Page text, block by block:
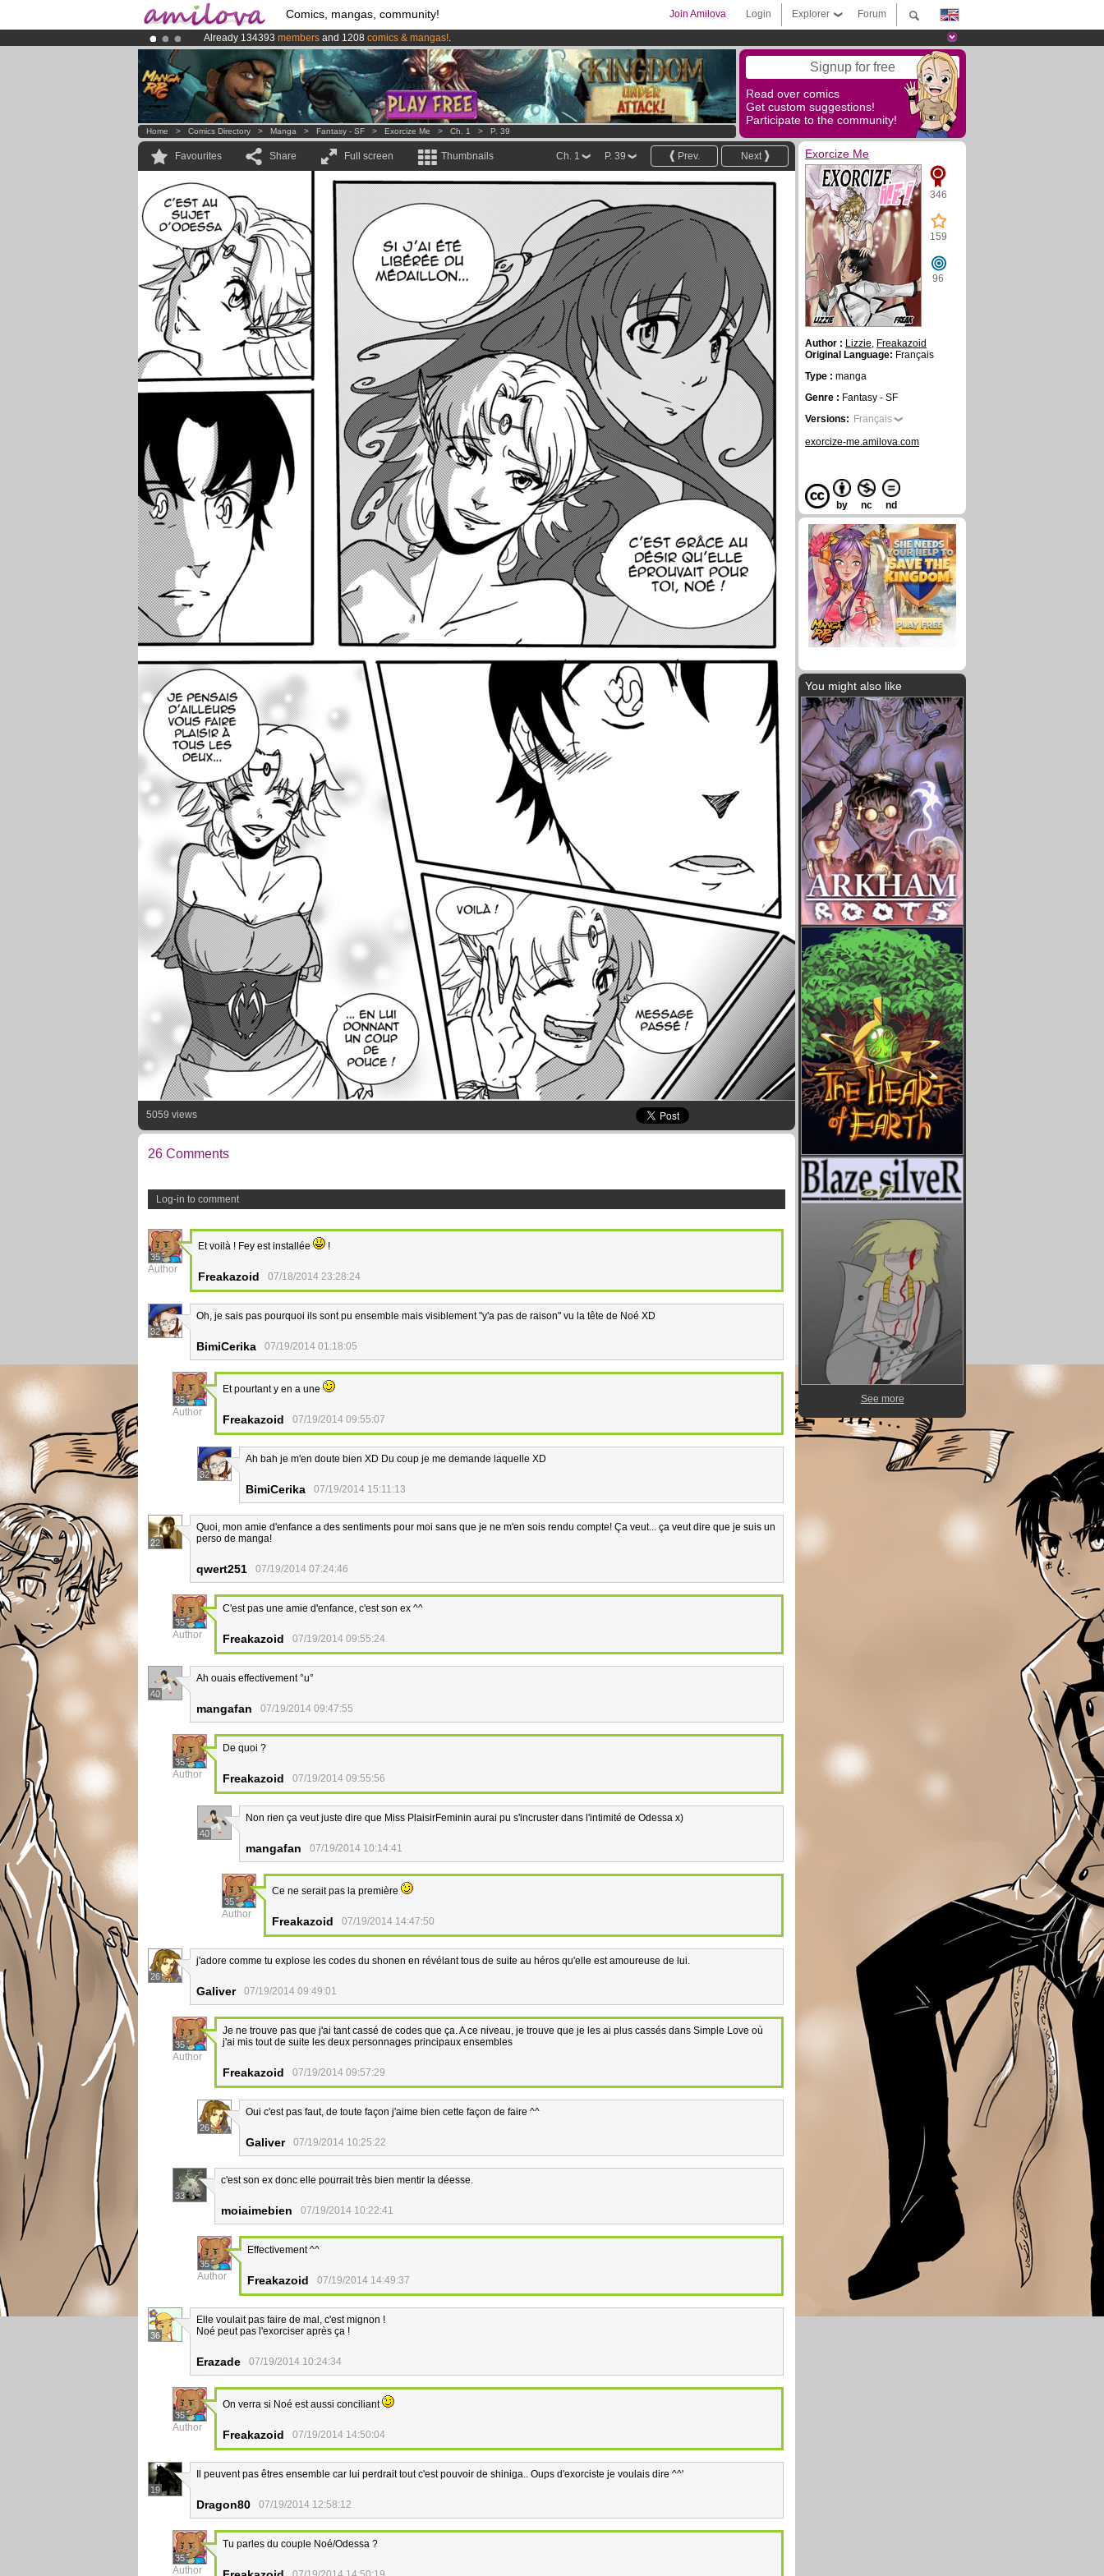
Comics, mangas, community! Forum
Explorer
Login
Join Amilova
Already 134393 members and 1208 comics & mangas!.
AmilovaKickstarter is now LIVE!.
Premium membership from3.95 euros per month !Get membership now Signup for free
Read over comics
Get custom suggestions!
Participate to the community!
Home > Comics Directory > Manga > Fantasy - SF > Exorcize Me > Ch. 1 > P. 39
Favourites Share Full screen Thumbnails Next
Prev.
P. 39
Ch. 1
5059 views
26 Comments
Log-in to comment
35
Author
Et voilà ! Fey est installée !
Freakazoid 07/18/2014 23:28:24
32
Oh, je sais pas pourquoi ils sont pu ensemble mais visiblement "y'a pas de raison" vu la tête de Noé XD
BimiCerika 07/19/2014 01:18:05
35
Author
Et pourtant y en a une
Freakazoid 07/19/2014 09:55:07
32
Ah bah je m'en doute bien XD Du coup je me demande laquelle XD
BimiCerika 07/19/2014 15:11:13
22
Quoi, mon amie d'enfance a des sentiments pour moi sans que je ne m'en sois rendu compte! Ça veut... ça veut dire que je suis un
perso de manga!
qwert251 07/19/2014 07:24:46
35
Author
C'est pas une amie d'enfance, c'est son ex ^^
Freakazoid 07/19/2014 09:55:24
40
Ah ouais effectivement °u°
mangafan 07/19/2014 09:47:55
35
Author
De quoi ?
Freakazoid 07/19/2014 09:55:56
40
Non rien ça veut juste dire que Miss PlaisirFeminin aurai pu s'incruster dans l'intimité de Odessa x)
mangafan 07/19/2014 10:14:41
35
Author
Ce ne serait pas la première
Freakazoid 07/19/2014 14:47:50
26
j'adore comme tu explose les codes du shonen en révélant tous de suite au héros qu'elle est amoureuse de lui.
Galiver 07/19/2014 09:49:01
35
Author
Je ne trouve pas que j'ai tant cassé de codes que ça. A ce niveau, je trouve que je les ai plus cassés dans Simple Love où
j'ai mis tout de suite les deux personnages principaux ensembles
Freakazoid 07/19/2014 09:57:29
26
Oui c'est pas faut, de toute façon j'aime bien cette façon de faire ^^
Galiver 07/19/2014 10:25:22
33
c'est son ex donc elle pourrait très bien mentir la déesse.
moiaimebien 07/19/2014 10:22:41
35
Author
Effectivement ^^
Freakazoid 07/19/2014 14:49:37
36
Elle voulait pas faire de mal, c'est mignon !
Noé peut pas l'exorciser après ça !
Erazade 07/19/2014 10:24:34
35
Author
On verra si Noé est aussi conciliant
Freakazoid 07/19/2014 14:50:04
19
Il peuvent pas êtres ensemble car lui perdrait tout c'est pouvoir de shiniga.. Oups d'exorciste je voulais dire ^^'
Dragon80 07/19/2014 12:58:12
35
Author
Tu parles du couple Noé/Odessa ?
Exorcize Me
346
159
96
Author : Lizzie, Freakazoid
Original Language: Français
Type : manga
Genre : Fantasy - SF
Versions: Français
exorcize-me.amilova.com
by nc nd
You might also like
See more